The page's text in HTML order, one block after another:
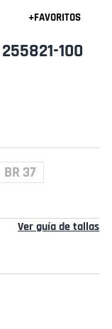
100
BR 37
Ver guía de tallas